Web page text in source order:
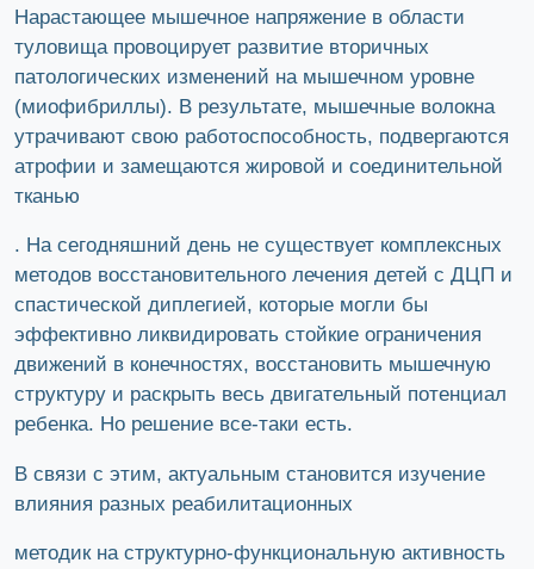
Нарастающее мышечное напряжение в области
туловища провоцирует развитие вторичных
патологических изменений на мышечном уровне
(миофибриллы). В результате, мышечные волокна
утрачивают свою работоспособность, подвергаются
атрофии и замещаются жировой и соединительной
тканью
. На сегодняшний день не существует комплексных
методов восстановительного лечения детей с ДЦП и
спастической диплегией, которые могли бы
эффективно ликвидировать стойкие ограничения
движений в конечностях, восстановить мышечную
структуру и раскрыть весь двигательный потенциал
ребенка. Но решение все-таки есть.
В связи с этим, актуальным становится изучение
влияния разных реабилитационных
методик на структурно-функциональную активность